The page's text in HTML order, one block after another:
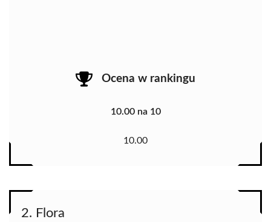
Ocena w rankingu
10.00 na 10
10.00
2. Flora